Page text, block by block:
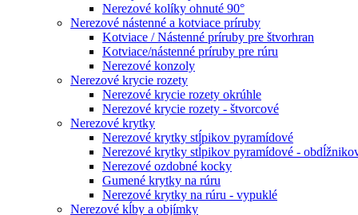
Nerezové kolíky ohnuté 90°
Nerezové nástenné a kotviace príruby
Kotviace / Nástenné príruby pre štvorhran
Kotviace/nástenné príruby pre rúru
Nerezové konzoly
Nerezové krycie rozety
Nerezové krycie rozety okrúhle
Nerezové krycie rozety - štvorcové
Nerezové krytky
Nerezové krytky stĺpikov pyramídové
Nerezové krytky stĺpikov pyramídové -
Nerezové ozdobné kocky
Gumené krytky na rúru
Nerezové krytky na rúru - vypuklé
Nerezové kĺby a objímky